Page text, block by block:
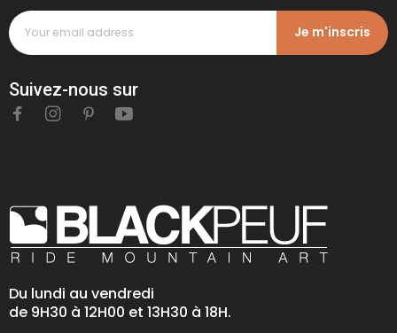
Je m'inscris
Suivez-nous sur
Du lundi au vendredi
de 9H30 à 12H00 et 13H30 à 18H.